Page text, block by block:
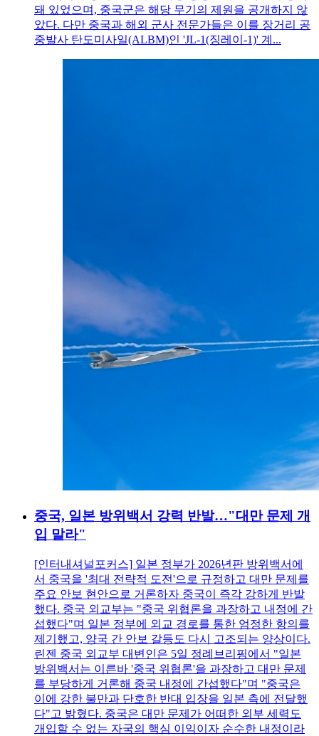
돼 있었으며, 중국군은 해당 무기의 제원을 공개하지 않
았다. 다만 중국과 해외 군사 전문가들은 이를 장거리 공
중발사 탄도미사일(ALBM)인 'JL-1(징레이-1)' 계...
중국, 일본 방위백서 강력 반발…"대만 문제 개
입 말라"
[인터내셔널포커스] 일본 정부가 2026년판 방위백서에
서 중국을 '최대 전략적 도전'으로 규정하고 대만 문제를
주요 안보 현안으로 거론하자 중국이 즉각 강하게 반발
했다. 중국 외교부는 "중국 위협론을 과장하고 내정에 간
섭했다"며 일본 정부에 외교 경로를 통한 엄정한 항의를
제기했고, 양국 간 안보 갈등도 다시 고조되는 양상이다.
린젠 중국 외교부 대변인은 5일 정례브리핑에서 "일본
방위백서는 이른바 '중국 위협론'을 과장하고 대만 문제
를 부당하게 거론해 중국 내정에 간섭했다"며 "중국은
이에 강한 불만과 단호한 반대 입장을 일본 측에 전달했
다"고 밝혔다. 중국은 대만 문제가 어떠한 외부 세력도
개입할 수 없는 자국의 핵심 이익이자 순수한 내정이라